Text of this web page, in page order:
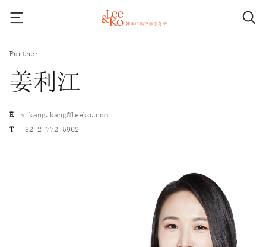
Partner
姜利江
E
yikang.kang@leeko.com
T
+82-2-772-5962